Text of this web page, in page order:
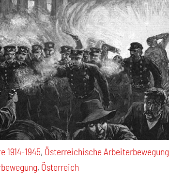
1914-1945, Österreichische Arbeiterbewegung
, Österreich